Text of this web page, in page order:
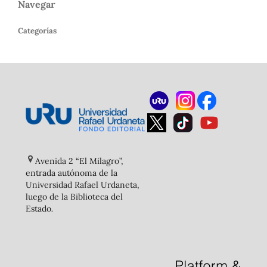
Navegar
Categorías
Avenida 2 “El Milagro”,
entrada autónoma de la
Universidad Rafael Urdaneta,
luego de la Biblioteca del
Estado.